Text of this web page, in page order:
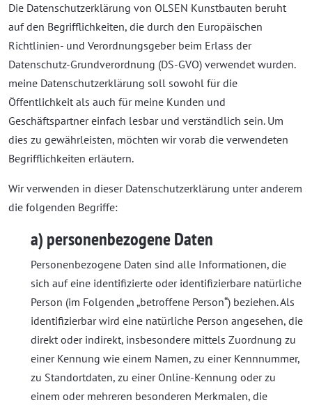
Die Datenschutzerklärung von OLSEN Kunstbauten beruht
auf den Begrifflichkeiten, die durch den Europäischen
Richtlinien- und Verordnungsgeber beim Erlass der
Datenschutz-Grundverordnung (DS-GVO) verwendet wurden.
meine Datenschutzerklärung soll sowohl für die
Öffentlichkeit als auch für meine Kunden und
Geschäftspartner einfach lesbar und verständlich sein. Um
dies zu gewährleisten, möchten wir vorab die verwendeten
Begrifflichkeiten erläutern.
Wir verwenden in dieser Datenschutzerklärung unter anderem
die folgenden Begriffe:
a) personenbezogene Daten
Personenbezogene Daten sind alle Informationen, die
sich auf eine identifizierte oder identifizierbare natürliche
Person (im Folgenden „betroffene Person“) beziehen. Als
identifizierbar wird eine natürliche Person angesehen, die
direkt oder indirekt, insbesondere mittels Zuordnung zu
einer Kennung wie einem Namen, zu einer Kennnummer,
zu Standortdaten, zu einer Online-Kennung oder zu
einem oder mehreren besonderen Merkmalen, die